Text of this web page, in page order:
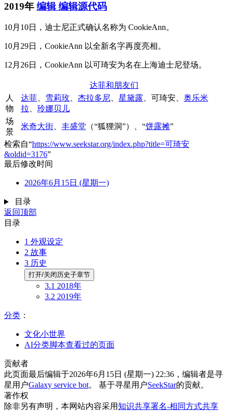
2019年 编辑 编辑源代码
10月10日，迪士尼正式确认名称为 CookieAnn。
10月29日，CookieAnn 以全新名字再度亮相。
12月26日，CookieAnn 以可琦安为名在上海迪士尼登场。
达菲和朋友们
人
物
达菲、 雪莉玫、 杰拉多尼、 星黛露、 可琦安、 奥乐米
拉、 玲娜贝儿
场
景
米奇大街、 丰盛堂 （“狐狸洞”）、“饼露摊”
检索自“https://www.seekstar.org/index.php?title=可琦安
&oldid=3176”
最后修改时间
2026年6月15日 (星期一)
目录
返回顶部
目录
1 外观设定
2 故事
3 历史
打开/关闭历史子章节
3.1 2018年
3.2 2019年
分类 ：​
文化小世界
AI分类脚本查看过的页面
贡献者
此页面最后编辑于2026年6月15日 (星期一) 22:36，编辑者是寻
星用户Galaxy service bot。 基于寻星用户SeekStar的贡献。
著作权
除非另有声明，本网站内容采用知识共享署名-相同方式共享